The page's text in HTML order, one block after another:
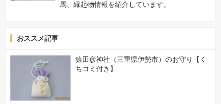
馬、縁起物情報を紹介しています。
おススメ記事
猿田彦神社（三重県伊勢市）のお守り【く
ちコミ付き】